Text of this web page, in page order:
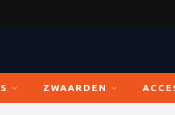
ZWAARDEN